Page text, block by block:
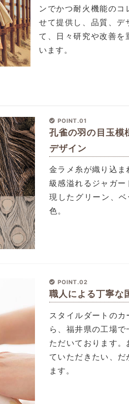
ンでかつ耐火機能の
せて提供し、品質、デ
て、日々研究や改善を
います。
POINT.01
孔雀の羽の目玉模
デザイン
金ラメ糸が織り込
級感溢れるジャガ
現したグリーン、
色。
POINT.02
職人による丁寧な
スタイルダートの
ら、福井県の工場
ただいております
ていただきたい、
ます。